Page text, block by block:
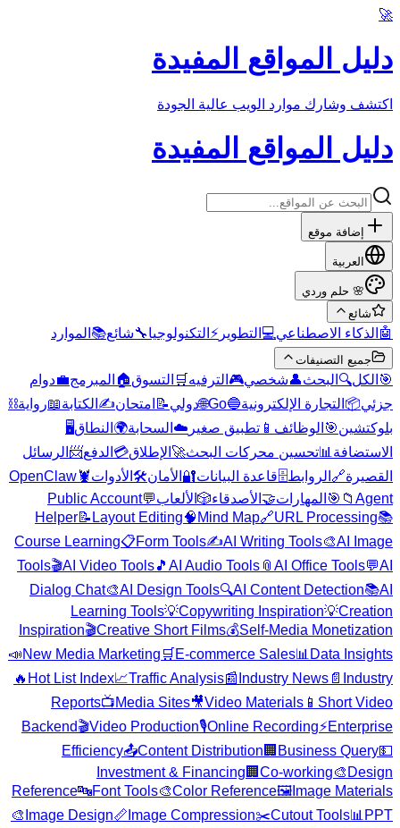
🚀
دليل المواقع المفيدة
اكتشف وشارك موارد الويب عالية الجودة
دليل المواقع المفيدة
إضافة موقع
العربية
🌸 حلم وردي
شائع
🤖 الذكاء الاصطناعي💻 التطوير ⚡ التكنولوجيا🔧شائع📚 الموارد
جميع التصنيفات
🎯 الكل🔍 البحث👤شخصي🎮 الترفيه 🛒 التسوق🏠 المبرمج💼دوام
جزئي📦 التجارة الإلكترونية🔵
Go
🌐دولي📝 امتحان✍️ الكتابة📖رواية⛓️
بلوكتشين🎯 الوظائف 📱 تطبيق صغير ☁️ السحابة🌍 النطاق🖥️
الاستضافة 📊تحسين محركات البحث🚀 الإطلاق💳 الدفع📨 الرسائل
القصيرة🔗 الروابط🗄️قاعدة البيانات🔐 الأمان🛠️ الأدوات🦞
OpenClaw
📁 Agent
🎯 المهارات🤝 الأصدقاء🎲 الألعاب💬
Public Account
Helper📝 Layout Editing🧠 Mind Map🔗URL Processing📚
Course Learning📋Form Tools✍️AI Writing Tools🎨AI Image
Tools🎬AI Video Tools🎵 AI Audio Tools 📎 AI Office Tools💬AI
Dialog Chat🎨AI Design Tools🔍AI Content Detection📚AI
Learning Tools💡Copywriting Inspiration💡Creation
Inspiration🎬Creative Short Films💰Self-Media Monetization
📣New Media Marketing 🛒 E-commerce Sales📊 Data Insights
🔥 Hot List Index📈Traffic Analysis📰 Industry News 📄 Industry
Reports📺Media Sites🎥Video Materials 📱 Short Video
Backend🎬Video Production🎙️Online Recording⚡Enterprise
Efficiency📤Content Distribution 🏢 Business Query💵
Investment & Financing 🏢 Co-working🎨 Design
Reference🔤Font Tools🎨Color Reference🖼️ Image Materials
🎨 Image Design📏 Image Compression✂️Cutout Tools📊 PPT